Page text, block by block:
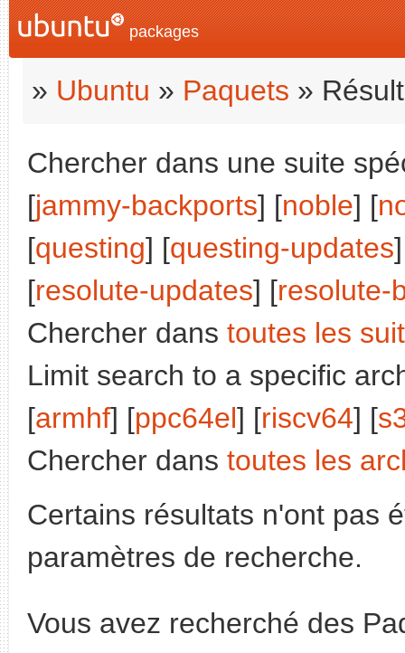
packages
» Ubuntu » Paquets »
Chercher dans une suite
[jammy-backports] [noble] [
[questing] [questing-updates
[resolute-updates] [resolute-
Chercher dans toutes les
Limit search to a specific
[armhf] [ppc64el] [riscv64] [
Chercher dans toutes les
Certains résultats n'ont pas
paramètres de recherche.
Vous avez recherché des